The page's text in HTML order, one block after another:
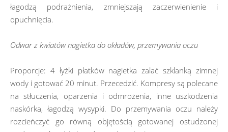
łagodzą podrażnienia, zmniejszają zaczerwienienie i
opuchnięcia.
Odwar z kwiatów nagietka do okładów, przemywania oczu
Proporcje: 4 łyżki płatków nagietka zalać szklanką zimnej
wody i gotować 20 minut. Przecedzić. Kompresy są polecane
na stłuczenia, oparzenia i odmrożenia, inne uszkodzenia
naskórka, łagodzą wysypki. Do przemywania oczu należy
rozcieńczyć go równą objętością gotowanej ostudzonej